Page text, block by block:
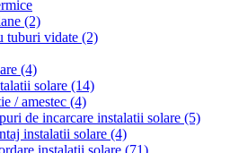
(2)
tuburi vidate (2)
(4)
solare (14)
/ amestec (4)
de incarcare instalatii solare (5)
instalatii solare (4)
instalatii solare (71)